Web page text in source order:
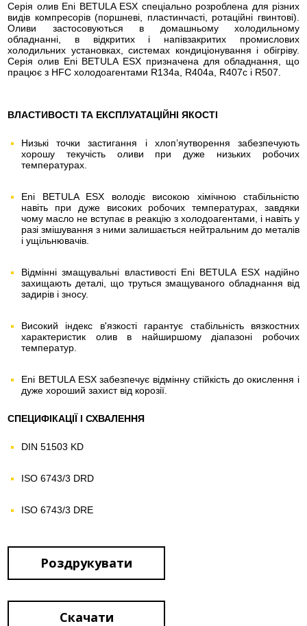
Серія олив Eni BETULA ESX спеціально розроблена для різних
видів компресорів (поршневі, пластинчасті, ротаційні гвинтові).
Оливи застосовуються в домашньому холодильному
обладнанні, в відкритих і напівзакритих промислових
холодильних установках, системах кондиціонування і обігріву.
Серія олив Eni BETULA ESX призначена для обладнання, що
працює з HFC холодоагентами R134a, R404a, R407c і R507.
ВЛАСТИВОСТІ ТА ЕКСПЛУАТАЦІЙНІ ЯКОСТІ
Низькі точки застигання і хлоп’яутворення забезпечують
хорошу текучість оливи при дуже низьких робочих
температурах.
Eni BETULA ESX володіє високою хімічною стабільністю
навіть при дуже високих робочих температурах, завдяки
чому масло не вступає в реакцію з холодоагентами, і навіть у
разі змішування з ними залишається нейтральним до металів
і ущільнювачів.
Відмінні змащувальні властивості Eni BETULA ESX надійно
захищають деталі, що труться змащуваного обладнання від
задирів і зносу.
Високий індекс в'язкості гарантує стабільність вязкостних
характеристик олив в найширшому діапазоні робочих
температур.
Eni BETULA ESX забезпечує відмінну стійкість до окислення і
дуже хороший захист від корозії.
СПЕЦИФІКАЦІЇ І СХВАЛЕННЯ
DIN 51503 KD
ISO 6743/3 DRD
ISO 6743/3 DRE
Роздрукувати
Скачати